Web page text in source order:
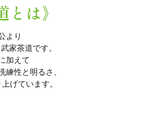
とは》
より
家茶道です。
加えて
練性と明るさ、
げています。